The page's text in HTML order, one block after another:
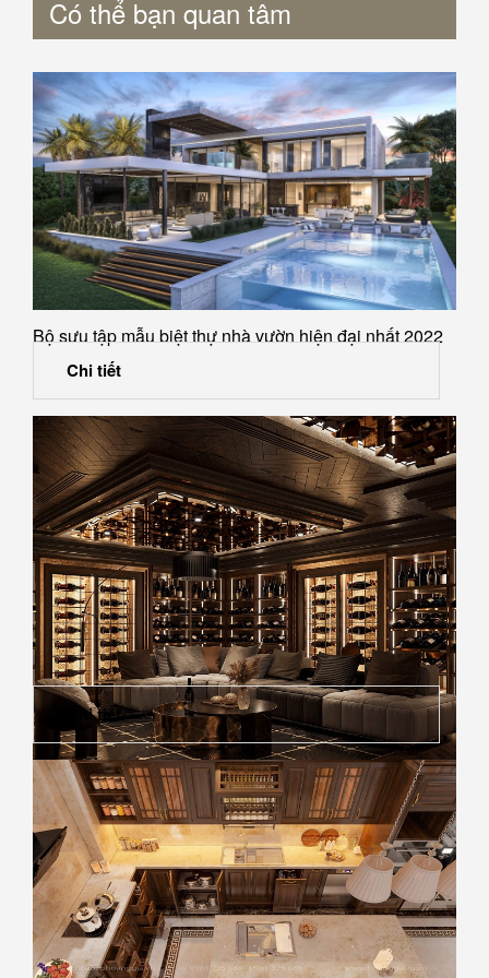
Có thể bạn quan tâm
Bộ sưu tập mẫu biệt thự nhà vườn hiện đại nhất 2022
Chi tiết
Top 10 mẫu hầm rượu đẹp đầy đẳng cấp
Chi tiết